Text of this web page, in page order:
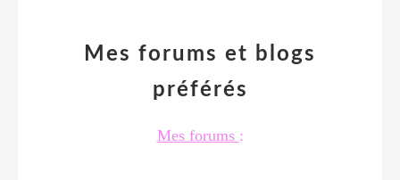
Mes forums et blogs
préférés
Mes forums :